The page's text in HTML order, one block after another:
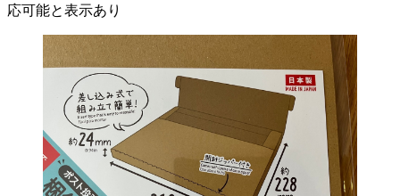
応可能と表示あり